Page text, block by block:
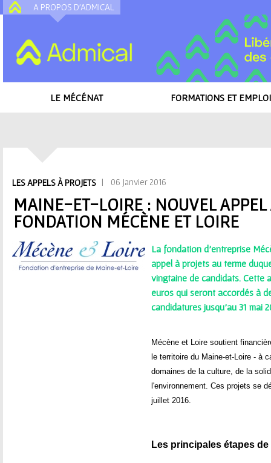
A PROPOS D'ADMICAL
LE MÉCÉNAT FORMATIONS ET
LES APPELS À PROJETS | 06 Janvier 2016
MAINE-ET-LOIRE : NOUVEL APPEL
FONDATION MÉCÈNE ET LOIRE
La fondation d'entreprise
appel à projets au terme
vingtaine de candidats. Cette
euros qui seront accordés à
candidatures jusqu'au 31 mai
Mécène et Loire soutient
le territoire du Maine-et-Loire - à
domaines de la culture, de la
l'environnement. Ces projets se
juillet 2016.
Les principales étapes